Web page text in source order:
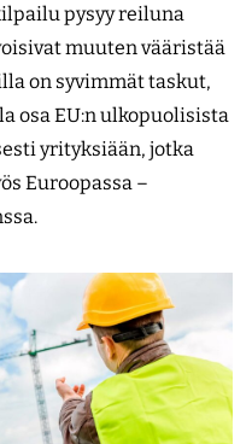
pysyy reiluna
muuten vääristää
on syvimmät taskut,
osa EU:n ulkopuolisista
yrityksiään, jotka
Euroopassa –